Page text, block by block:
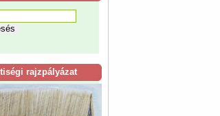
rajzpályázat